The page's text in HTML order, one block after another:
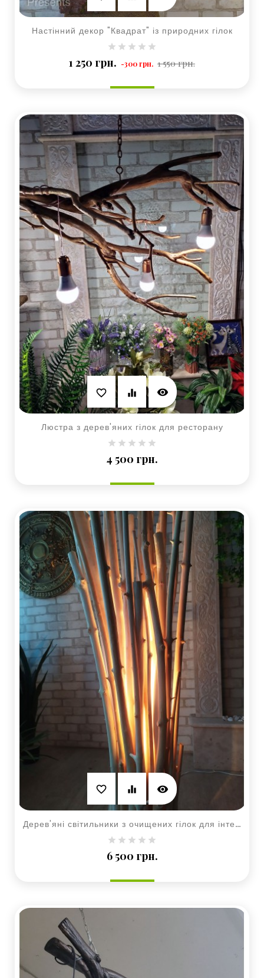
Настінний декор "Квадрат" із природних гілок
1 250 грн. Базова
-300 грн. 1 550 грн.Ціна
favorite_border equalizer visibility
Люстра з дерев'яних гілок для ресторану
4 500 грн.
favorite_border equalizer visibility
Дерев'яні світильники з очищених гілок для інтер'єру
6 500 грн.Ціна